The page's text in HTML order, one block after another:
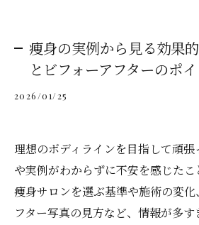
痩身の実例から見る効果
とビフォーアフターのポ
2026/01/25
理想のボディラインを目指して頑
や実例がわからずに不安を感じたこ
痩身サロンを選ぶ基準や施術の変化
フター写真の見方など、情報が多